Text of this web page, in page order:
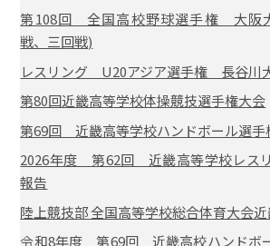
第108回 全国高校野球選手権 大阪
戦、三回戦)
レスリング U20アジア選手権 長谷川
第80回近畿高等学校体操競技選手権大会
第69回 近畿高等学校ハンドボール選
2026年度 第62回 近畿高等学校レス
報告
陸上競技部 全国高等学校総合体育大会
令和8年度 第69回 近畿高校ハンドボ